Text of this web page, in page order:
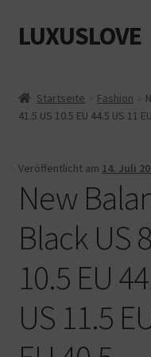
Zur
Navigation
Zum
Inhalt
LUXUSLOVE
Cookie-Richtlinie (EU)
Datenschutz
Impressum
Kasse
Mein Konto
Shop
Startseite Fashion
41.5 US 10.5 EU 44.5 US 11
Veröffentlicht am 14. Juli
New
Black US
10.5 EU
US 11.5